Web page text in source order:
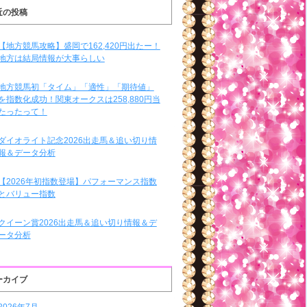
の投稿
地方競馬攻略】盛岡で162,420円出たー！
方は結局情報が大事らしい
方競馬初「タイム」「適性」「期待値」
指数化成功！関東オークスは258,880円当
ったって！
イオライト記念2026出走馬＆追い切り情
＆データ分析
2026年初指数登場】パフォーマンス指数
バリュー指数
イーン賞2026出走馬＆追い切り情報＆デ
タ分析
カイブ